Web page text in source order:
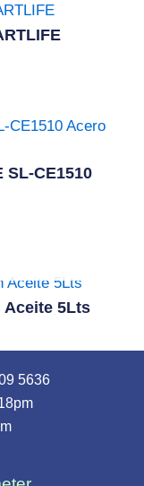
SL-CE1510
Aceite 5Lts
5636